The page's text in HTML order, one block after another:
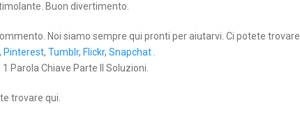
Buon divertimento.
Noi siamo sempre qui pronti per aiutarvi. Ci potete trovare
, Pinterest, Tumblr, Flickr, Snapchat
Parola Chiave Parte II Soluzioni.
trovare qui.